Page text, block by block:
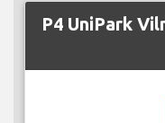
P4 UniPark